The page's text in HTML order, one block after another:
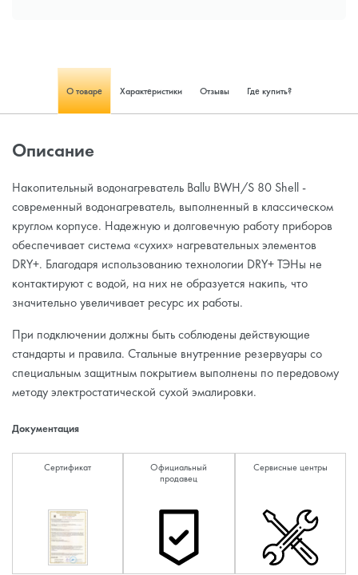
О товаре Характеристики Отзывы Где купить?
Описание
Накопительный водонагреватель Ballu BWH/S 80 Shell -
современный водонагреватель, выполненный в классическом
круглом корпусе. Надежную и долговечную работу приборов
обеспечивает система «сухих» нагревательных элементов
DRY+. Благодаря использованию технологии DRY+ ТЭНы не
контактируют с водой, на них не образуется накипь, что
значительно увеличивает ресурс их работы.
При подключении должны быть соблюдены действующие
стандарты и правила. Стальные внутренние резервуары со
специальным защитным покрытием выполнены по передовому
методу электростатической сухой эмалировки.
Документация
Сертификат
Официальный
продавец
Сервисные центры